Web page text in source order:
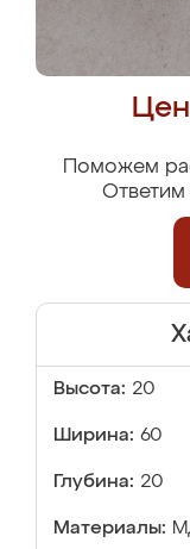
Поможем
Ответим
Высота: 20
Ширина: 60
Глубина: 20
Материалы: